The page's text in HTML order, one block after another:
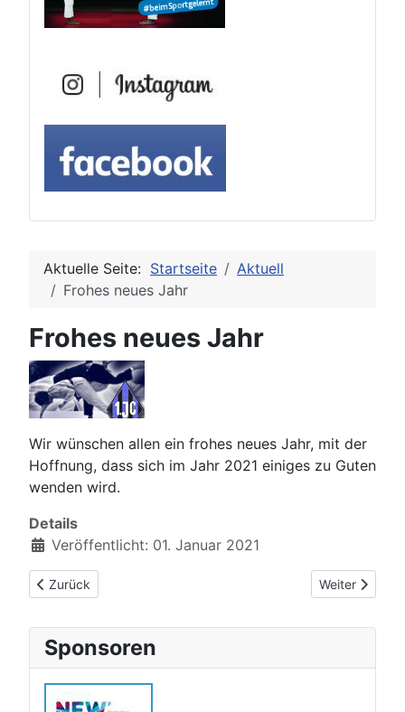
Aktuelle Seite: Startseite
Aktuell
Frohes neues Jahr
Frohes neues Jahr
Wir wünschen allen ein frohes neues Jahr, mit der
Hoffnung, dass sich im Jahr 2021 einiges zu Guten
wenden wird.
Details
Veröffentlicht: 01. Januar 2021
Vorheriger Beitrag: Trainingsplan KW 47 - JC-Judoka bitte
Zurück Nächster
Weiter
Sponsoren